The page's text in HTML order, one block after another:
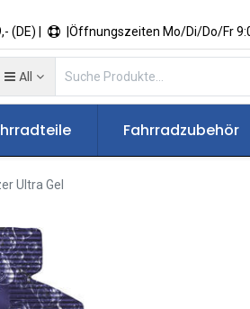
(DE) | |Öffnungszeiten Mo/Di/Do/
All
Fahrradzubehör
Ultra Gel